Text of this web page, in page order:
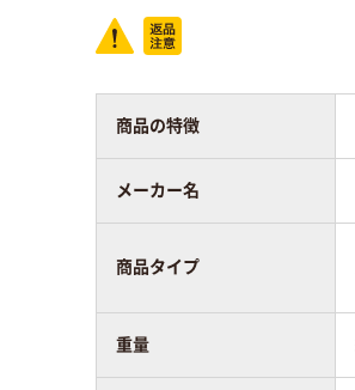
商品の特徴
メーカー名
商品タイプ
重量